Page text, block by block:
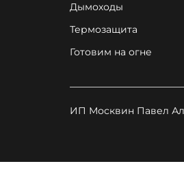
Дымоходы
Термозащита
Готовим на огне
ИП Москвин Павел